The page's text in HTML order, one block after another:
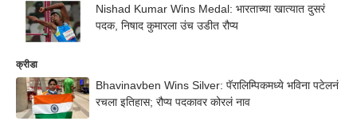
Nishad Kumar Wins Medal: भारताच्या खात्यात दुसरं
पदक, निषाद कुमारला उंच उडीत रौप्य
क्रीडा
Bhavinavben Wins Silver: पॅरालिम्पिकमध्ये भविना पटेलनं
रचला इतिहास; रौप्य पदकावर कोरलं नाव